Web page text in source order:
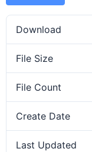
Download
File Size
File Count
Create Date
Last Updated